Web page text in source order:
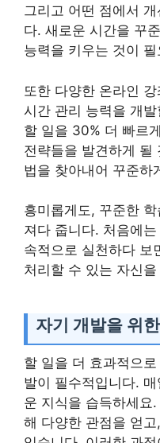
그리고 어떤 점에서
다. 새로운 시간을 꾸
능력을 키우는 것이
또한 다양한 온라인
시간 관리 능력을 개
할 일을 30% 더 빠르
전략들을 발견하게 될
법을 찾아내어 꾸준하
흥미롭게도, 꾸준한
져다 줍니다. 처음에
속적으로 실천하다 보
처리할 수 있는 자신
자기 개발을 위
할 일을 더 효과적으
발이 필수적입니다.
운 지식을 습득하세요
해 다양한 관점을 얻